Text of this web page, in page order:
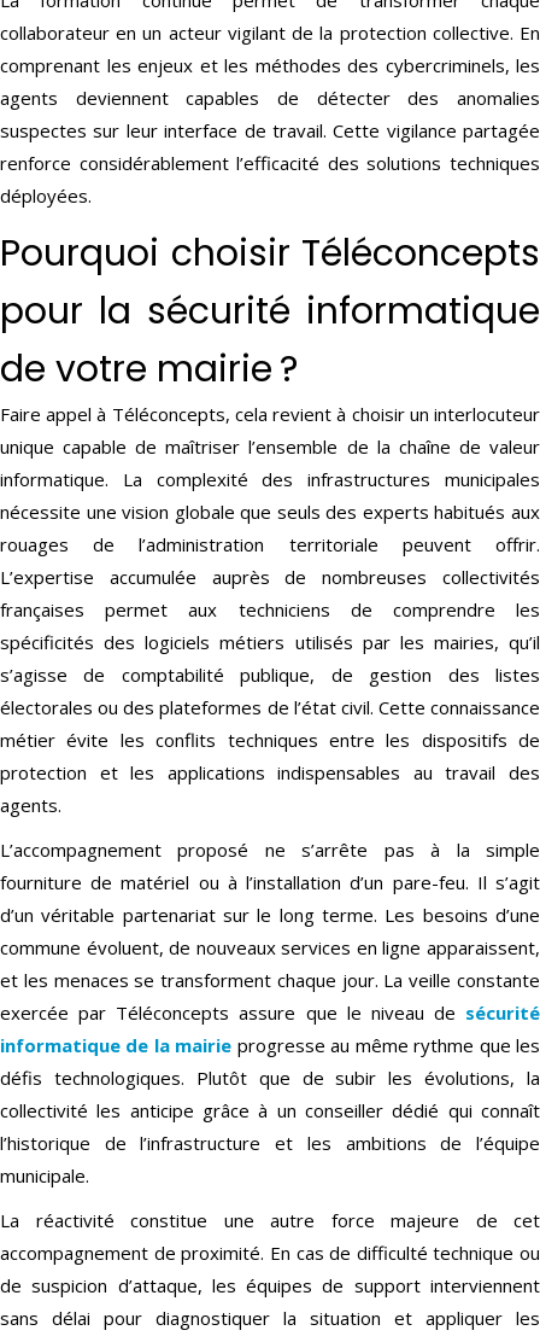
collaborateur en un acteur vigilant de la protection collective. En
comprenant les enjeux et les méthodes des cybercriminels, les
agents deviennent capables de détecter des anomalies
suspectes sur leur interface de travail. Cette vigilance partagée
renforce considérablement l’efficacité des solutions techniques
déployées.
Pourquoi choisir Téléconcepts
pour la sécurité informatique
de votre mairie ?
Faire appel à Téléconcepts, cela revient à choisir un interlocuteur
unique capable de maîtriser l’ensemble de la chaîne de valeur
informatique. La complexité des infrastructures municipales
nécessite une vision globale que seuls des experts habitués aux
rouages de l’administration territoriale peuvent offrir.
L’expertise accumulée auprès de nombreuses collectivités
françaises permet aux techniciens de comprendre les
spécificités des logiciels métiers utilisés par les mairies, qu’il
s’agisse de comptabilité publique, de gestion des listes
électorales ou des plateformes de l’état civil. Cette connaissance
métier évite les conflits techniques entre les dispositifs de
protection et les applications indispensables au travail des
agents.
L’accompagnement proposé ne s’arrête pas à la simple
fourniture de matériel ou à l’installation d’un pare-feu. Il s’agit
d’un véritable partenariat sur le long terme. Les besoins d’une
commune évoluent, de nouveaux services en ligne apparaissent,
et les menaces se transforment chaque jour. La veille constante
exercée par Téléconcepts assure que le niveau de sécurité
informatique de la mairie progresse au même rythme que les
défis technologiques. Plutôt que de subir les évolutions, la
collectivité les anticipe grâce à un conseiller dédié qui connaît
l’historique de l’infrastructure et les ambitions de l’équipe
municipale.
La réactivité constitue une autre force majeure de cet
accompagnement de proximité. En cas de difficulté technique ou
de suspicion d’attaque, les équipes de support interviennent
sans délai pour diagnostiquer la situation et appliquer les